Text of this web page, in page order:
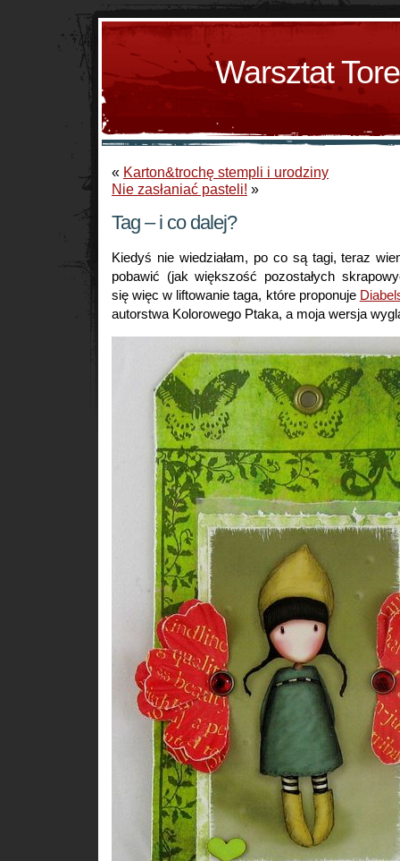
Warsztat
« Karton&trochę stempli i urodziny
Nie zasłaniać pasteli! »
Tag – i co dalej?
Kiedyś nie wiedziałam, po co są tagi, teraz
pobawić (jak większość pozostałych
się więc w liftowanie taga, które proponuje
autorstwa Kolorowego Ptaka, a moja wersja